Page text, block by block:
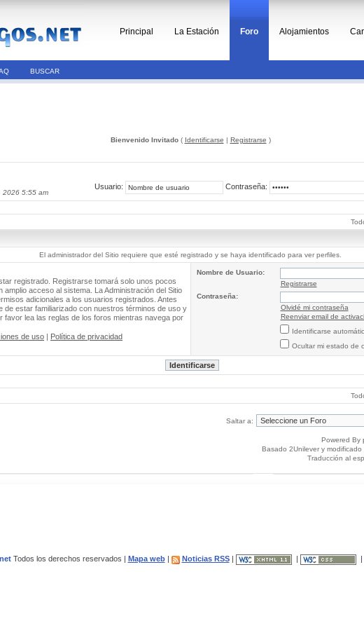
Principal La Estación Foro Alojamientos
BUSCAR
Bienvenido Invitado( Identificarse | Registrarse )
2026 5:55 am
Usuario: Contraseña:
El administrador del Sitio requiere que esté registrado y se haya identificado para ver perfiles.
registrado. Registrarse tomará solo unos pocos
amplio acceso al sistema. La Administración del Sitio
adicionales a los usuarios registrados. Antes
de estar familiarizado con nuestros términos de uso y
favor lea las reglas de los foros mientras navega por
de uso | Política de privacidad
Nombre de Usuario:
Registrarse
Contraseña:
Olvidé mi contraseña
Reenviar email de
Identificarse
Ocultar mi estado de
Saltar a:
Powered By
Basado 2Unilever y modificado
Traducción al
Todos los derechos reservados | Mapa web| Noticias RSS|